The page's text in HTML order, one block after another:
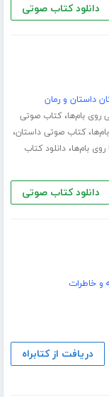
دانلود کتاب صوتی
داستان و رمان
روی بام‌ها،کتاب صوتی
،کتاب صوتی داستان،
بام‌ها،دانلود کتاب
دانلود کتاب صوتی
و خاطرات
دریافت از کتابراه